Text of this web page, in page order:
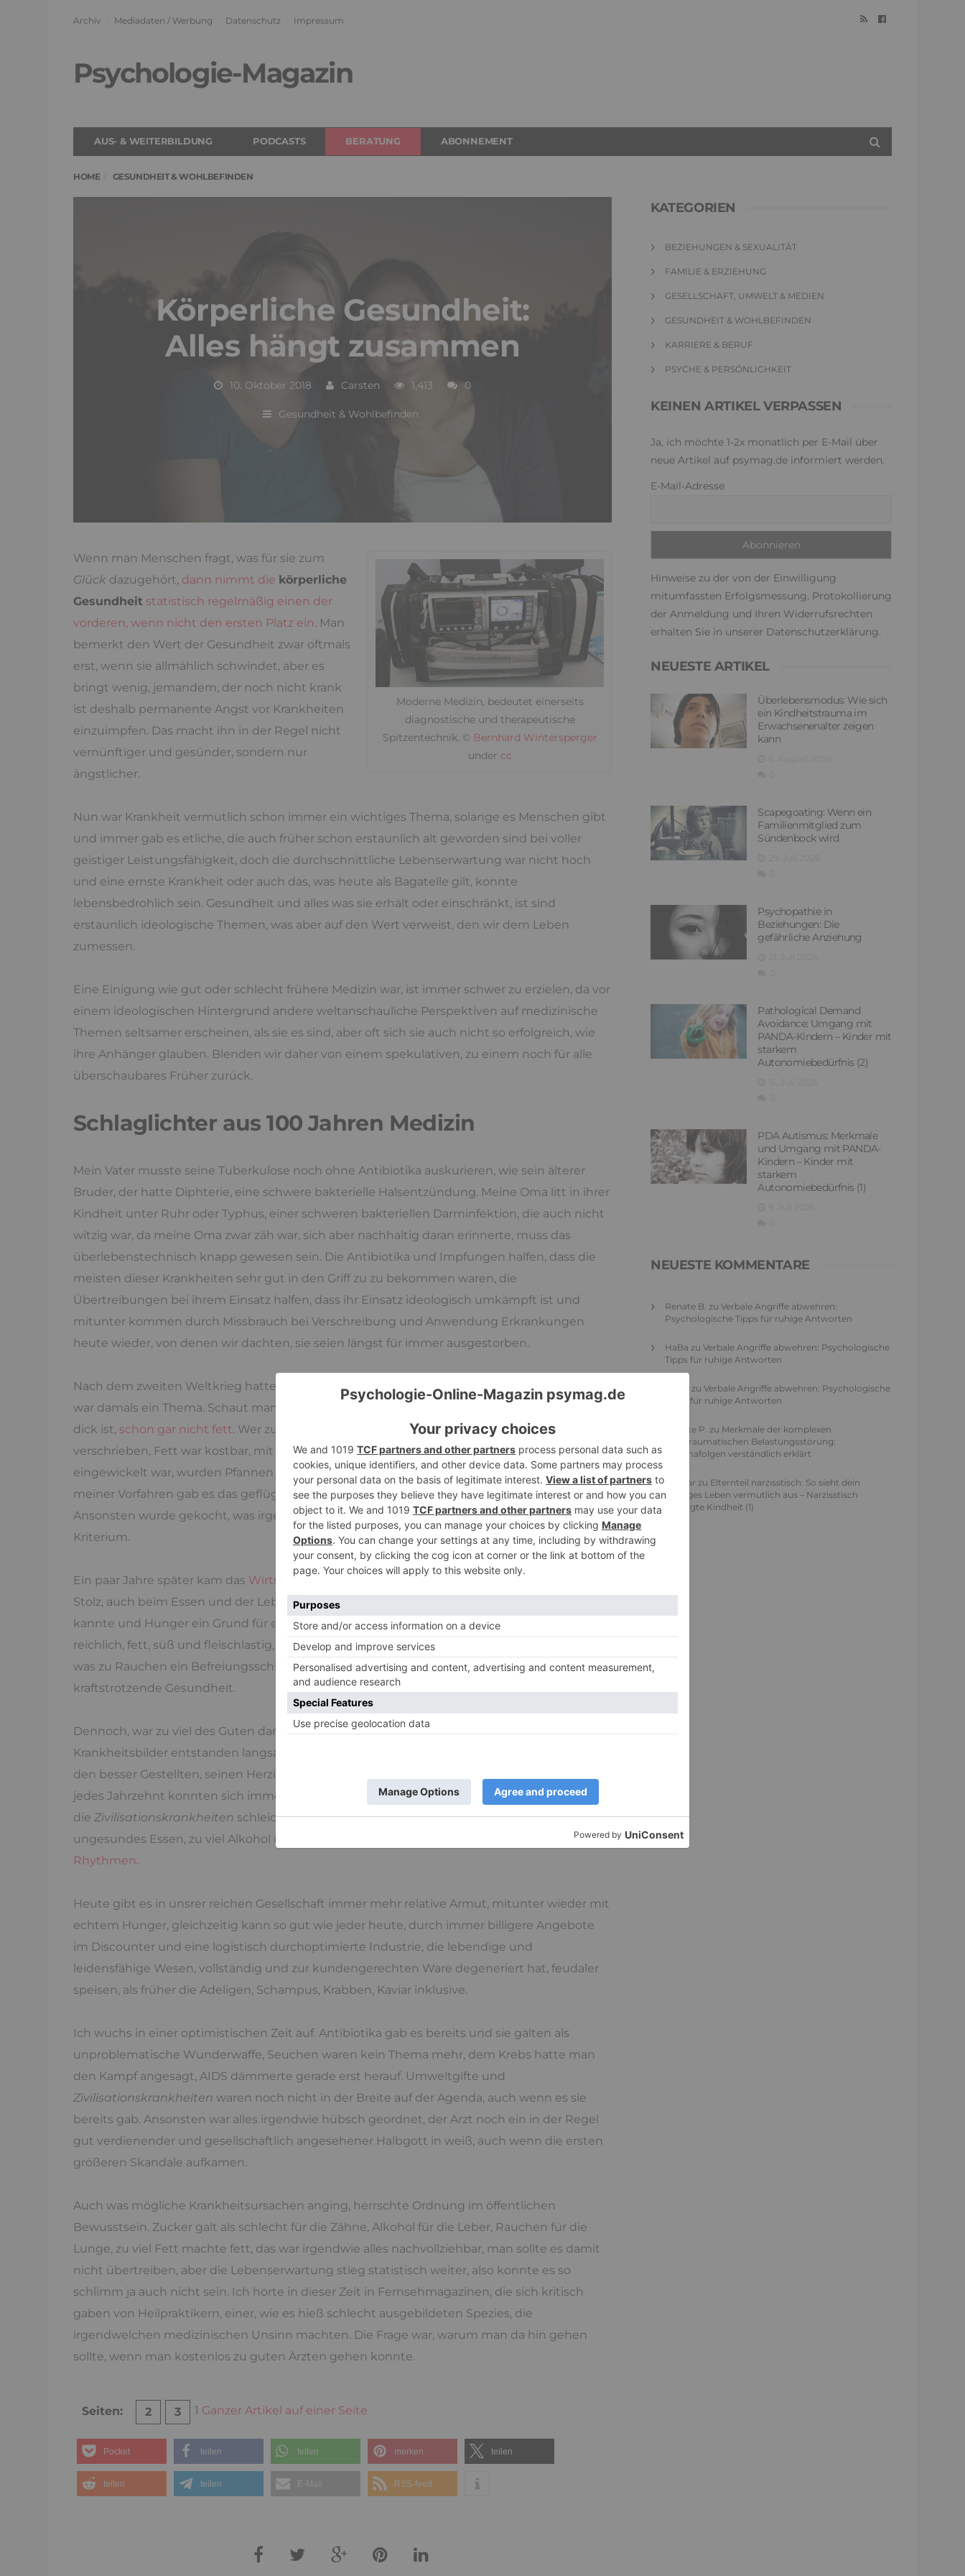
Archiv Mediadaten / Werbung Datenschutz Impressum
Psychologie-Magazin
AUS- & WEITERBILDUNG PODCASTS BERATUNG ABONNEMENT
HOME GESUNDHEIT & WOHLBEFINDEN
Körperliche Gesundheit:
Alles hängt zusammen
10. Oktober 2018 Carsten 1,413 0
Gesundheit & Wohlbefinden
Moderne Medizin, bedeutet einerseits
diagnostische und therapeutische
Spitzentechnik. © Bernhard Wintersperger
under cc
Wenn man Menschen fragt, was für sie zum
Glück dazugehört, dann nimmt die körperliche
Gesundheit statistisch regelmäßig einen der
vorderen, wenn nicht den ersten Platz ein. Man
bemerkt den Wert der Gesundheit zwar oftmals
erst, wenn sie allmählich schwindet, aber es
bringt wenig, jemandem, der noch nicht krank
ist deshalb permanente Angst vor Krankheiten
einzuimpfen. Das macht ihn in der Regel nicht
vernünftiger und gesünder, sondern nur
ängstlicher.
Nun war Krankheit vermutlich schon immer ein wichtiges Thema, solange es Menschen gibt
und immer gab es etliche, die auch früher schon erstaunlich alt geworden sind bei voller
geistiger Leistungsfähigkeit, doch die durchschnittliche Lebenserwartung war nicht hoch
und eine ernste Krankheit oder auch das, was heute als Bagatelle gilt, konnte
lebensbedrohlich sein. Gesundheit und alles was sie erhält oder einschränkt, ist sind
erstaunlich ideologische Themen, was aber auf den Wert verweist, den wir dem Leben
zumessen.
Eine Einigung wie gut oder schlecht frühere Medizin war, ist immer schwer zu erzielen, da vor
einem ideologischen Hintergrund andere weltanschauliche Perspektiven auf medizinische
Themen seltsamer erscheinen, als sie es sind, aber oft sich sie auch nicht so erfolgreich, wie
ihre Anhänger glauben. Blenden wir daher von einem spekulativen, zu einem noch für alle
überschaubares Früher zurück.
Schlaglichter aus 100 Jahren Medizin
Mein Vater musste seine Tuberkulose noch ohne Antibiotika auskurieren, wie sein älterer
Bruder, der hatte Diphterie, eine schwere bakterielle Halsentzündung. Meine Oma litt in ihrer
Kindheit unter Ruhr oder Typhus, einer schweren bakteriellen Darminfektion, die auch nicht
witzig war, da meine Oma zwar zäh war, sich aber nachhaltig daran erinnerte, muss das
überlebenstechnisch knapp gewesen sein. Die Antibiotika und Impfungen halfen, dass die
meisten dieser Krankheiten sehr gut in den Griff zu zu bekommen waren, die
Übertreibungen bei ihrem Einsatz halfen, dass ihr Einsatz ideologisch umkämpft ist und
mitunter kommen durch Missbrauch bei Verschreibung und Anwendung Erkrankungen
heute wieder, von denen wir dachten, sie seien längst für immer ausgestorben.
Nach dem zweiten Weltkrieg hatten viele Leute in Deutschland sehr wenig zu essen, Hunger
war damals ein Thema. Schaut man auf alte Bilder dieser Zeit findet man kaum jemanden der
dick ist, schon gar nicht fett. Wer zu dünn war bekam vom Arzt Butter auf Rezept
verschrieben, Fett war kostbar, mit dem Pergamentpapier in den der seltene Speck
eingewickelt war, wurden Pfannen und Töpfe ausgerieben. In der eben beschriebene Familie
meiner Vorfahren gab es das geflügelte Wort: „Sondermeldung: Kartoffel im Essen.“
Ansonsten wurde gekocht, was irgendwo wuchs, Hauptsache so was wie satt, lecker war kein
Kriterium.
Ein paar Jahre später kam das Wirtschaftswunder
und wer was hatte, zeigte dies auch mit
Stolz, auch beim Essen und der Lebensführung. Da man Hunger als reales Problem noch
kannte und Hunger ein Grund für einige Krankheiten war, war Essen, gerne auch deftig,
reichlich, fett, süß und fleischlastig, garniert mit dem Schnäpschen (für die Verdauung) und
was zu Rauchen ein Befreiungsschlag. Das galt nicht als ungesund, sondern war dralle,
kraftstrotzende Gesundheit.
Dennoch, war zu viel des Guten dann irgendwann schlecht und eigene neue
Krankheitsbilder entstanden langsam, die sogenannten
den besser Gestellten, seinen Herzinfarkt musste man sich noch redlich verdienen. Doch
jedes Jahrzehnt konnten sich immer mehr Menschen immer mehr leisten und so nahmen
die Zivilisationskrankheiten schleichend breiteren Raum ein. Zu wenigBewegung, zu viel
ungesundes Essen, zu viel Alkohol und Zigaretten, immer weniger
Leben in natürlichen
Rhythmen.
Heute gibt es in unsrer reichen Gesellschaft immer mehr relative Armut, mitunter wieder mit
echtem Hunger, gleichzeitig kann so gut wie jeder heute, durch immer billigere Angebote
im Discounter und eine logistisch durchoptimierte Industrie, die lebendige und
leidensfähige Wesen, vollständig und zur kundengerechten Ware degeneriert hat, feudaler
speisen, als früher die Adeligen, Schampus, Krabben, Kaviar inklusive.
Ich wuchs in einer optimistischen Zeit auf. Antibiotika gab es bereits und sie galten als
unproblematische Wunderwaffe, Seuchen waren kein Thema mehr, dem Krebs hatte man
den Kampf angesagt, AIDS dämmerte gerade erst herauf. Umweltgifte und
Zivilisationskrankheiten waren noch nicht in der Breite auf der Agenda, auch wenn es sie
bereits gab. Ansonsten war alles irgendwie hübsch geordnet, der Arzt noch ein in der Regel
gut verdienender und gesellschaftlich angesehener Halbgott in weiß, auch wenn die ersten
größeren Skandale aufkamen.
Auch was mögliche Krankheitsursachen anging, herrschte Ordnung im öffentlichen
Bewusstsein. Zucker galt als schlecht für die Zähne, Alkohol für die Leber, Rauchen für die
Lunge, zu viel Fett machte fett, das war irgendwie alles nachvollziehbar, man sollte es damit
nicht übertreiben, aber die Lebenserwartung stieg statistisch weiter, also konnte es so
schlimm ja auch nicht sein. Ich hörte in dieser Zeit in Fernsehmagazinen, die sich kritisch
gaben von Heilpraktikern, einer, wie es hieß schlecht ausgebildeten Spezies, die
irgendwelchen medizinischen Unsinn machten. Die Frage war, warum man da hin gehen
sollte, wenn man kostenlos zu guten Ärzten gehen konnte.
Seiten: 1
2 3 Ganzer Artikel auf einer Seite
Pocket teilen teilen merken teilen
teilen teilen E-Mail RSS-feed
KATEGORIEN
BEZIEHUNGEN & SEXUALITÄT
FAMILIE & ERZIEHUNG
GESELLSCHAFT, UMWELT & MEDIEN
GESUNDHEIT & WOHLBEFINDEN
KARRIERE & BERUF
PSYCHE & PERSÖNLICHKEIT
KEINEN ARTIKEL VERPASSEN
Ja, ich möchte 1-2x monatlich per E-Mail über
neue Artikel auf psymag.de informiert werden.
E-Mail-Adresse
Hinweise zu der von der Einwilligung
mitumfassten Erfolgsmessung, Protokollierung
der Anmeldung und Ihren Widerrufsrechten
erhalten Sie in unserer Datenschutzerklärung.
NEUESTE ARTIKEL
Überlebensmodus: Wie sich
ein Kindheitstrauma im
Erwachsenenalter zeigen
kann
Scapegoating: Wenn ein
Familienmitglied zum
Sündenbock wird
Psychopathie in
Beziehungen: Die
gefährliche Anziehung
Pathological Demand
Avoidance: Umgang mit
PANDA-Kindern – Kinder mit
starkem
Autonomiebedürfnis (2)
PDA Autismus: Merkmale
und Umgang mit PANDA-
Kindern – Kinder mit
starkem
Autonomiebedürfnis (1)
NEUESTE KOMMENTARE
Renate B. zu Verbale Angriffe abwehren:
Psychologische Tipps für ruhige Antworten
HaBa zu Verbale Angriffe abwehren: Psychologische
Tipps für ruhige Antworten
zu Verbale Angriffe abwehren: Psychologische
Tipps für ruhige Antworten
Juliette P. zu Merkmale der komplexen
Posttraumatischen Belastungsstörung:
Traumafolgen verständlich erklärt
Ansgar zu Elternteil narzisstisch: So sieht dein
heutiges Leben vermutlich aus – Narzisstisch
geprägte Kindheit (1)